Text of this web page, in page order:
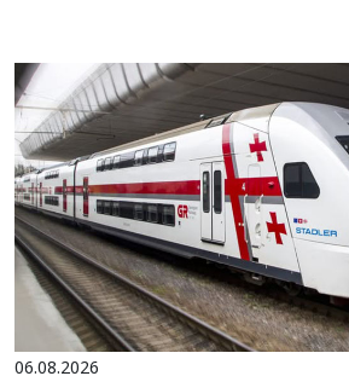
06.08.2026